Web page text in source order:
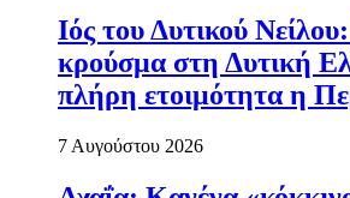
Ιός του Δυτικού
κρούσμα στη Δυτική
πλήρη ετοιμότητα η
7 Αυγούστου 2026